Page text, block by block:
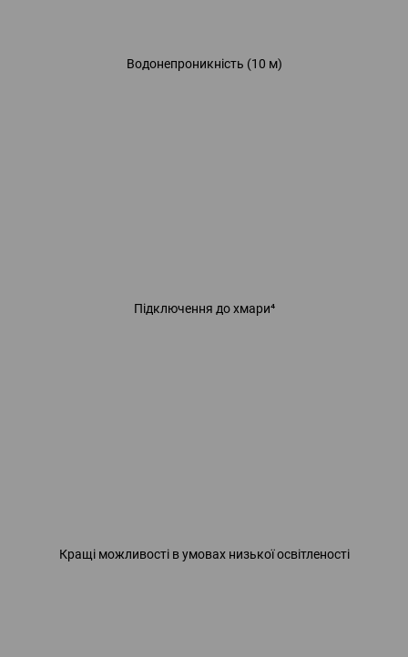
Водонепроникність (10 м)
Підключення до хмари⁴
Кращі можливості в умовах низької освітленості